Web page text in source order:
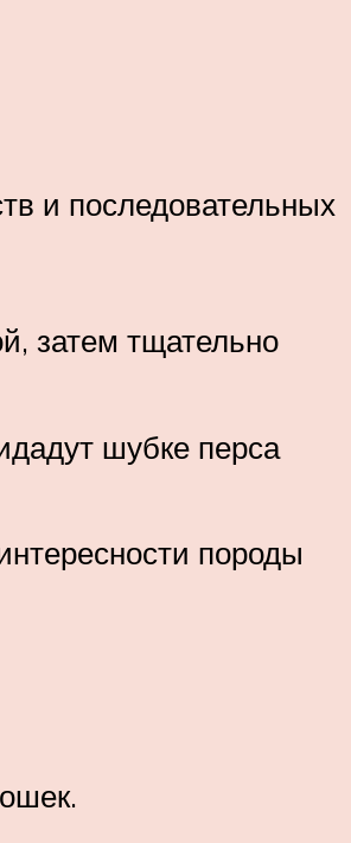
и последовательных
затем тщательно
шубке перса
породы